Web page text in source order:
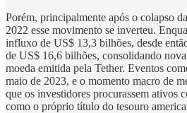
Porém, principalmente após o colapso
2022 esse movimento se inverteu.
influxo de US$ 13,3 bilhões, desde
de US$ 16,6 bilhões, consolidando
moeda emitida pela Tether. Eventos
maio de 2023, e o momento macro de
que os investidores procurassem ativos
como o próprio título do tesouro